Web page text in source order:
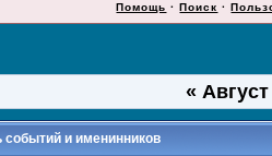
Помощь ·Поиск ·
«
событий и именинников